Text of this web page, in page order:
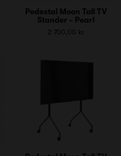
Pedestal Moon Tall TV
Stander - Pearl
2 700,00 kr